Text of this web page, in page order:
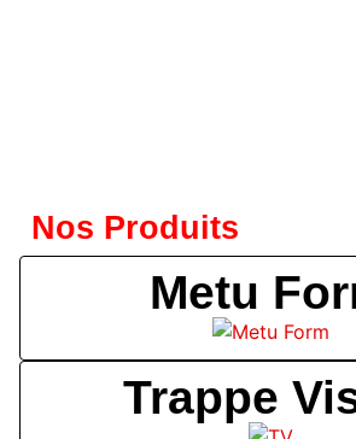
Nos Produits
Metu
Trappe